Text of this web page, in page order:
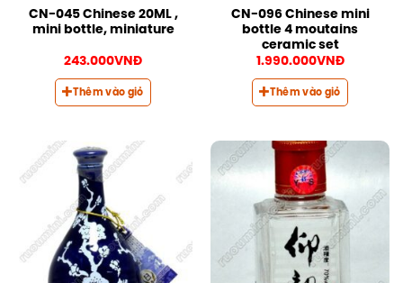
CN-045 Chinese 20ML ,
mini bottle, miniature
243.000VNĐ
Thêm vào giỏ
CN-096 Chinese mini
bottle 4 moutains
ceramic set
1.990.000VNĐ
Thêm vào giỏ